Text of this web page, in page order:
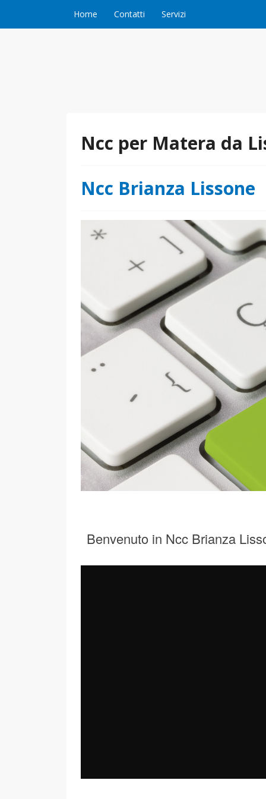
Home Contatti Servizi
Ncc per Matera da
Ncc Brianza Lissone
Benvenuto in Ncc Brianza